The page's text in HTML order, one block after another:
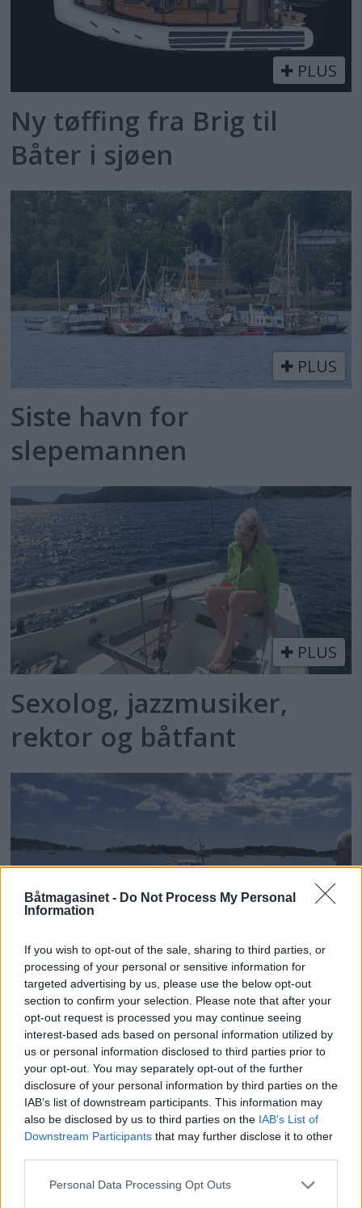
Båtmagasinet - Do Not Process My Personal
Information
If you wish to opt-out of the sale, sharing to third parties, or
processing of your personal or sensitive information for
targeted advertising by us, please use the below opt-out
section to confirm your selection. Please note that after your
opt-out request is processed you may continue seeing
interest-based ads based on personal information utilized by
us or personal information disclosed to third parties prior to
your opt-out. You may separately opt-out of the further
disclosure of your personal information by third parties on the
IAB’s list of downstream participants. This information may
also be disclosed by us to third parties on the IAB’s List of
Downstream Participants that may further disclose it to other
Personal Data Processing Opt Outs
PLUS
Ny tøffing fra Brig til
Båter i sjøen
PLUS
Siste havn for
slepemannen
PLUS
Sexolog, jazzmusiker,
rektor og båtfant
PLUS
Motorbåtdefilering i Risør